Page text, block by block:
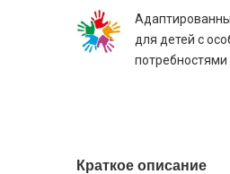
для детей с
потребностями
Краткое описание